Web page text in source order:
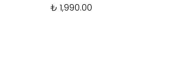
₺ 1,990.00